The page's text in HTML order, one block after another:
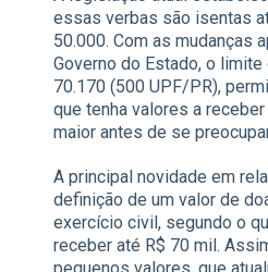
essas verbas são isentas
50.000. Com as mudanças
Governo do Estado, o limite
70.170 (500 UPF/PR),
que tenha valores a
maior antes de se
A principal novidade em
definição de um valor de
exercício civil, segundo o
receber até R$ 70 mil.